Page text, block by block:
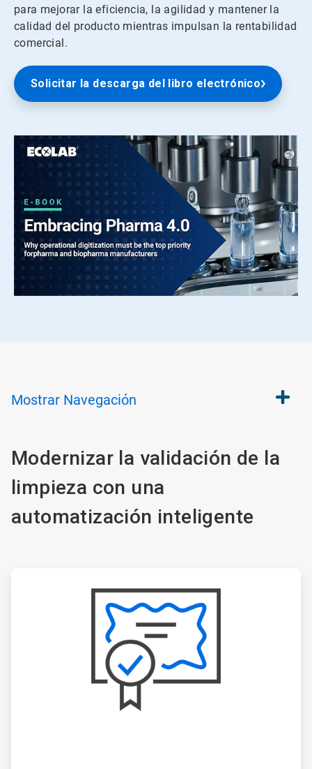
para mejorar la eficiencia, la agilidad y mantener la
calidad del producto mientras impulsan la rentabilidad
comercial.
Solicitar la descarga del libro electrónico
Mostrar Navegación
Modernizar la validación de la
limpieza con una
automatización inteligente
1
3